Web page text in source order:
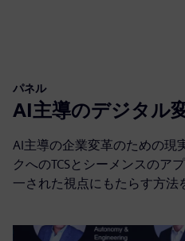
パネル
AI主導のデジタル
AI主導の企業変革のための現
クへのTCSとシーメンスのア
一された視点にもたらす方法